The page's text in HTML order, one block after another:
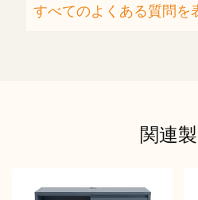
すべてのよくある質問を
関連